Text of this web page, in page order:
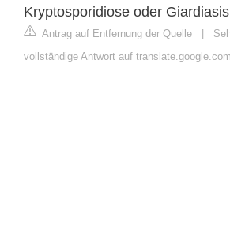
Kryptosporidiose oder
Antrag auf Entfernung der Quelle
vollständige Antwort auf